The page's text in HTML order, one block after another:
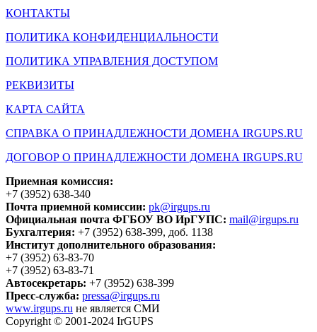
КОНТАКТЫ
ПОЛИТИКА КОНФИДЕНЦИАЛЬНОСТИ
ПОЛИТИКА УПРАВЛЕНИЯ ДОСТУПОМ
РЕКВИЗИТЫ
КАРТА САЙТА
СПРАВКА О ПРИНАДЛЕЖНОСТИ ДОМЕНА IRGUPS.RU
ДОГОВОР О ПРИНАДЛЕЖНОСТИ ДОМЕНА IRGUPS.RU
Приемная комиссия:
+7 (3952) 638-340
Почта приемной комиссии: pk@irgups.ru
Официальная почта ФГБОУ ВО ИрГУПС: mail@irgups.ru
Бухгалтерия: +7 (3952) 638-399, доб. 1138
Институт дополнительного образования:
+7 (3952) 63-83-70
+7 (3952) 63-83-71
Автосекретарь: +7 (3952) 638-399
Пресс-служба: pressa@irgups.ru
www.irgups.ru не является СМИ
Copyright © 2001-2024 IrGUPS